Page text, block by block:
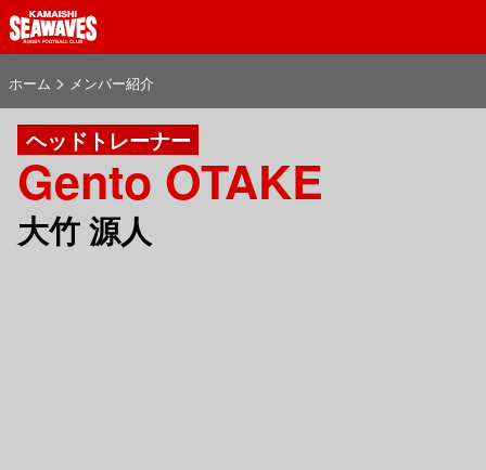
ホーム > メンバー紹介
ヘッドトレーナー
Gento OTAKE
大竹 源人